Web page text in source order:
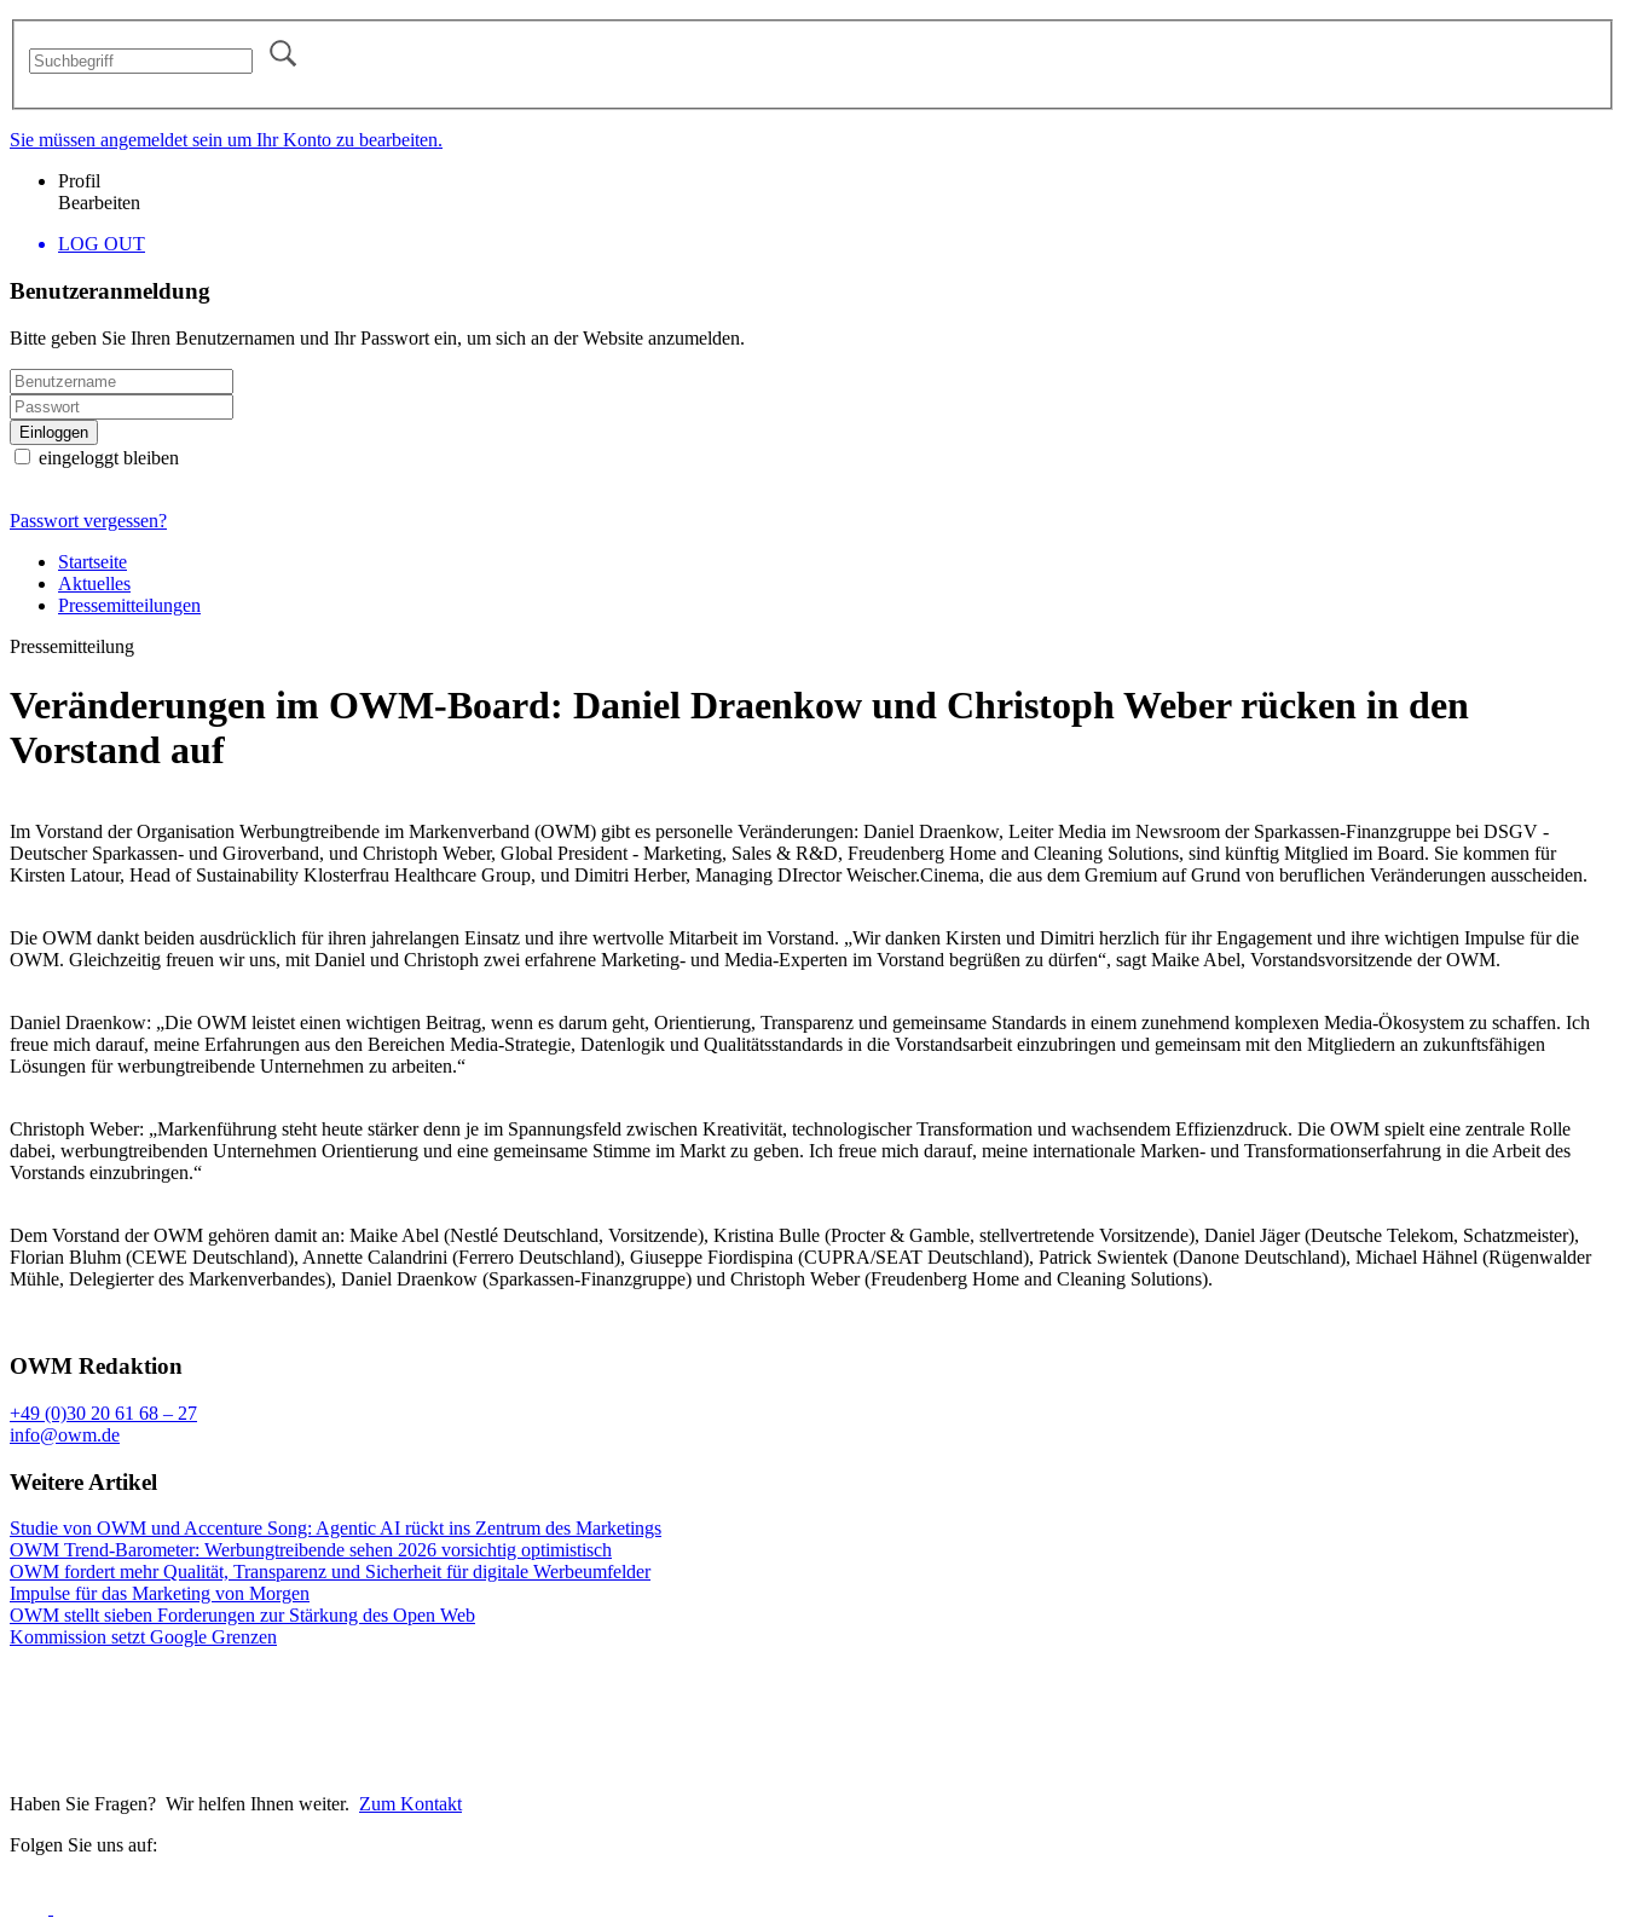
Sie müssen angemeldet sein um Ihr Konto zu bearbeiten.
Profil
Bearbeiten
LOG OUT
Benutzeranmeldung
Bitte geben Sie Ihren Benutzernamen und Ihr Passwort ein, um sich an der Website anzumelden.
eingeloggt bleiben
Passwort vergessen?
Startseite
Aktuelles
Pressemitteilungen
Pressemitteilung
Veränderungen im OWM-Board: Daniel Draenkow und Christoph Weber rücken in den
Vorstand auf
Im Vorstand der Organisation Werbungtreibende im Markenverband (OWM) gibt es personelle Veränderungen: Daniel Draenkow, Leiter Media im Newsroom der Sparkassen-Finanzgruppe bei DSGV -
Deutscher Sparkassen- und Giroverband, und Christoph Weber, Global President - Marketing, Sales & R&D, Freudenberg Home and Cleaning Solutions, sind künftig Mitglied im Board. Sie kommen für
Kirsten Latour, Head of Sustainability Klosterfrau Healthcare Group, und Dimitri Herber, Managing DIrector Weischer.Cinema, die aus dem Gremium auf Grund von beruflichen Veränderungen ausscheiden.
Die OWM dankt beiden ausdrücklich für ihren jahrelangen Einsatz und ihre wertvolle Mitarbeit im Vorstand. „Wir danken Kirsten und Dimitri herzlich für ihr Engagement und ihre wichtigen Impulse für die
OWM. Gleichzeitig freuen wir uns, mit Daniel und Christoph zwei erfahrene Marketing- und Media-Experten im Vorstand begrüßen zu dürfen“, sagt Maike Abel, Vorstandsvorsitzende der OWM.
Daniel Draenkow: „Die OWM leistet einen wichtigen Beitrag, wenn es darum geht, Orientierung, Transparenz und gemeinsame Standards in einem zunehmend komplexen Media-Ökosystem zu schaffen. Ich
freue mich darauf, meine Erfahrungen aus den Bereichen Media-Strategie, Datenlogik und Qualitätsstandards in die Vorstandsarbeit einzubringen und gemeinsam mit den Mitgliedern an zukunftsfähigen
Lösungen für werbungtreibende Unternehmen zu arbeiten.“
Christoph Weber: „Markenführung steht heute stärker denn je im Spannungsfeld zwischen Kreativität, technologischer Transformation und wachsendem Effizienzdruck. Die OWM spielt eine zentrale Rolle
dabei, werbungtreibenden Unternehmen Orientierung und eine gemeinsame Stimme im Markt zu geben. Ich freue mich darauf, meine internationale Marken- und Transformationserfahrung in die Arbeit des
Vorstands einzubringen.“
Dem Vorstand der OWM gehören damit an: Maike Abel (Nestlé Deutschland, Vorsitzende), Kristina Bulle (Procter & Gamble, stellvertretende Vorsitzende), Daniel Jäger (Deutsche Telekom, Schatzmeister),
Florian Bluhm (CEWE Deutschland), Annette Calandrini (Ferrero Deutschland), Giuseppe Fiordispina (CUPRA/SEAT Deutschland), Patrick Swientek (Danone Deutschland), Michael Hähnel (Rügenwalder
Mühle, Delegierter des Markenverbandes), Daniel Draenkow (Sparkassen-Finanzgruppe) und Christoph Weber (Freudenberg Home and Cleaning Solutions).
OWM Redaktion
+49 (0)30 20 61 68 – 27
info@owm.de
Weitere Artikel
Studie von OWM und Accenture Song: Agentic AI rückt ins Zentrum des Marketings
OWM Trend-Barometer: Werbungtreibende sehen 2026 vorsichtig optimistisch
OWM fordert mehr Qualität, Transparenz und Sicherheit für digitale Werbeumfelder
Impulse für das Marketing von Morgen
OWM stellt sieben Forderungen zur Stärkung des Open Web
Kommission setzt Google Grenzen
Haben Sie Fragen? Wir helfen Ihnen weiter. Zum Kontakt
Folgen Sie uns auf: